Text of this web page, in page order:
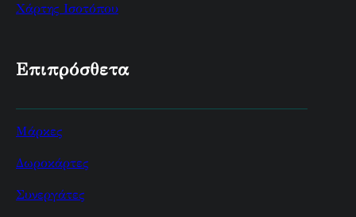
Χάρτης Ισοτόπου
Επιπρόσθετα
Μάρκες
Δωροκάρτες
Συνεργάτες